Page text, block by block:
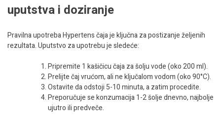
uputstva i doziranje
Pravilna upotreba Hypertens čaja je ključna za postizanje željenih
rezultata. Uputstvo za upotrebu je sledeće:
Pripremite 1 kašičicu čaja za šolju vode (oko 200 ml).
Prelijte čaj vrućom, ali ne ključalom vodom (oko 90°C).
Ostavite da odstoji 5-10 minuta, a zatim procedite.
Preporučuje se konzumacija 1-2 šolje dnevno, najbolje
ujutro ili predveče.